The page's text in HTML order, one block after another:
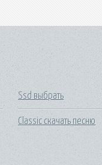
Ssd выбрать
Classic скачать песню